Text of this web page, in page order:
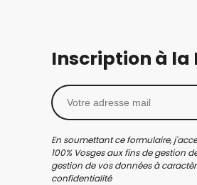
Inscription à la
En soumettant ce formulaire,
100% Vosges aux fins de gestion
gestion de vos données à
confidentialité